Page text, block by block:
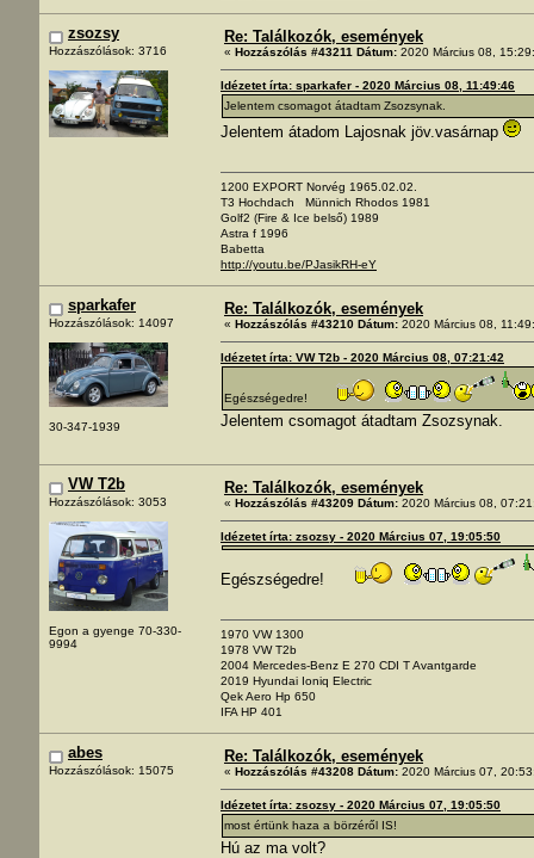
zsozsy
Hozzászólások: 3716
Re: Találkozók, események
« Hozzászólás #43211 Dátum: 2020 Március 08,
Idézetet írta: sparkafer - 2020 Március 08, 11:49:46
Jelentem csomagot átadtam Zsozsynak.
Jelentem átadom Lajosnak jöv.vasárnap
1200 EXPORT Norvég 1965.02.02.
T3 Hochdach Münnich Rhodos 1981
Golf2 (Fire & Ice belső) 1989
Astra f 1996
Babetta
http://youtu.be/PJasikRH-eY
sparkafer
Hozzászólások: 14097
30-347-1939
Re: Találkozók, események
« Hozzászólás #43210 Dátum: 2020 Március 08,
Idézetet írta: VW T2b - 2020 Március 08, 07:21:42
Egészségedre!
Jelentem csomagot átadtam Zsozsynak.
VW T2b
Hozzászólások: 3053
Egon a gyenge 70-330-
9994
Re: Találkozók, események
« Hozzászólás #43209 Dátum: 2020 Március 08,
Idézetet írta: zsozsy - 2020 Március 07, 19:05:50
Egészségedre!
1970 VW 1300
1978 VW T2b
2004 Mercedes-Benz E 270 CDI T Avantgarde
2019 Hyundai Ioniq Electric
Qek Aero Hp 650
IFA HP 401
abes
Hozzászólások: 15075
Re: Találkozók, események
« Hozzászólás #43208 Dátum: 2020 Március 07,
Idézetet írta: zsozsy - 2020 Március 07, 19:05:50
most értünk haza a börzéről IS!
Hú az ma volt?